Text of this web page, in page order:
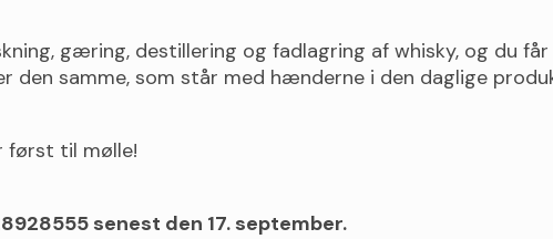
gæring, destillering og fadlagring af whisky, og du
den samme, som står med hænderne i den daglige
først til mølle!
senest den 17. september.